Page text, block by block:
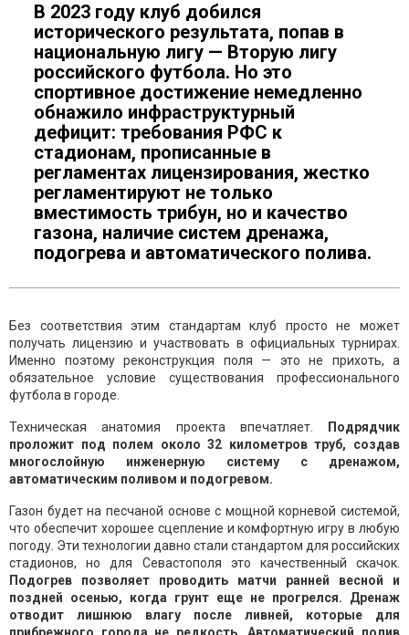
В 2023 году клуб добился
исторического результата, попав в
национальную лигу — Вторую лигу
российского футбола. Но это
спортивное достижение немедленно
обнажило инфраструктурный
дефицит: требования РФС к
стадионам, прописанные в
регламентах лицензирования, жестко
регламентируют не только
вместимость трибун, но и качество
газона, наличие систем дренажа,
подогрева и автоматического полива.
Без соответствия этим стандартам клуб просто не может
получать лицензию и участвовать в официальных турнирах.
Именно поэтому реконструкция поля — это не прихоть, а
обязательное условие существования профессионального
футбола в городе.
Техническая анатомия проекта впечатляет.
Подрядчик
проложит под полем около 32 километров труб, создав
многослойную инженерную систему с дренажом,
автоматическим поливом и подогревом.
Газон будет на песчаной основе с мощной корневой системой,
что обеспечит хорошее сцепление и комфортную игру в любую
погоду. Эти технологии давно стали стандартом для российских
стадионов, но для Севастополя это качественный скачок.
Подогрев позволяет проводить матчи ранней весной и
поздней осенью, когда грунт еще не прогрелся. Дренаж
отводит лишнюю влагу после ливней, которые для